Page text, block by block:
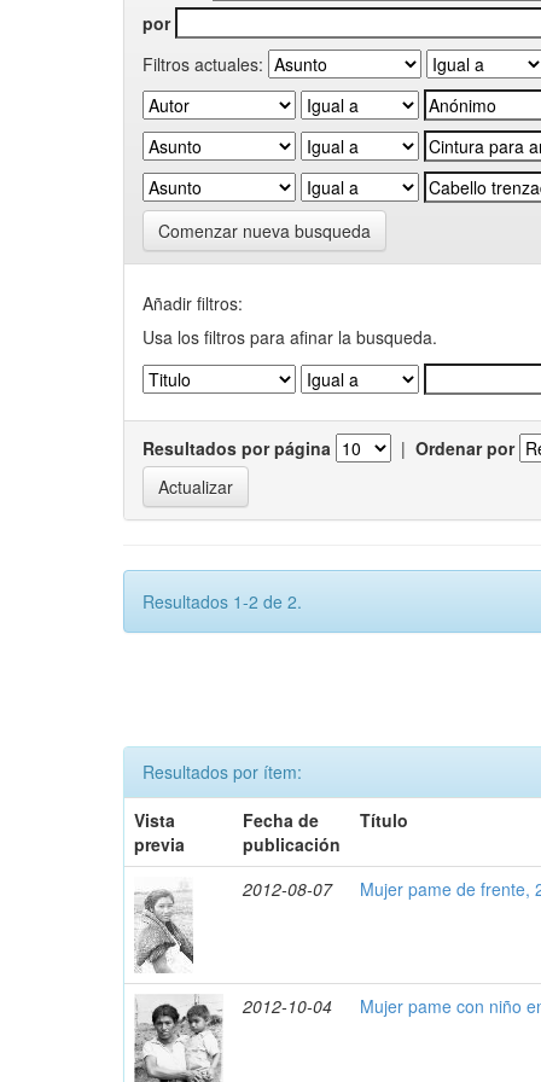
por
Filtros actuales:
Comenzar nueva busqueda
Añadir filtros:
Usa los filtros para afinar la busqueda.
Resultados por página | Ordenar por
Resultados 1-2 de 2.
Resultados por ítem:
Vista
previa
Fecha de
publicación
Título
2012-08-07 Mujer pame de frente,
2012-10-04 Mujer pame con niño